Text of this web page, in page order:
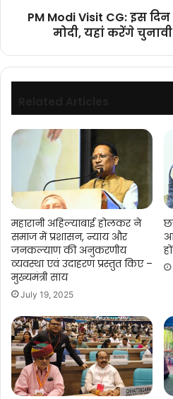
चुनावी
सभा
को
PM Modi Visit CG: इस
मोदी, यहां करेंगे
महारानी अहिल्याबाई होलकर ने
समाज में प्रशासन, न्याय और
जनकल्याण की अनुकरणीय
व्यवस्था एवं उदाहरण प्रस्तुत किए –
मुख्यमंत्री साय
July 19, 2025